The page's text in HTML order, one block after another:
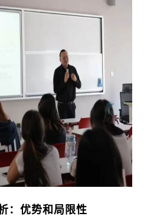
：优势和局限性